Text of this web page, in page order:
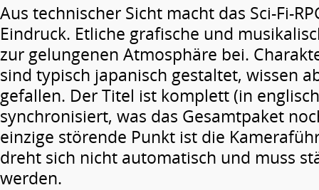
Aus technischer Sicht macht das Sci-Fi-
Eindruck. Etliche grafische und
zur gelungenen Atmosphäre bei.
sind typisch japanisch gestaltet, wissen
gefallen. Der Titel ist komplett (in
synchronisiert, was das Gesamtpaket
einzige störende Punkt ist die
dreht sich nicht automatisch und muss
werden.